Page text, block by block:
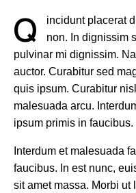
Q
incidunt placerat
non. In dignissim
pulvinar mi dignissim.
auctor. Curabitur sed
quis ipsum. Curabitur
malesuada arcu.
ipsum primis in faucibus.
Interdum et malesuada
faucibus. In est nunc,
sit amet massa. Morbi ut